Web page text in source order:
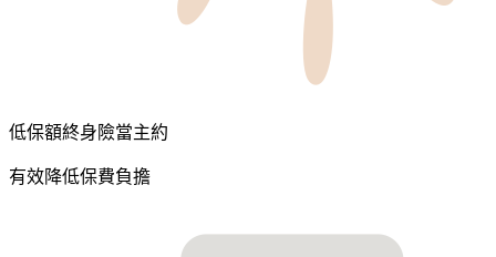
低保額終身險當主約
有效降低保費負擔